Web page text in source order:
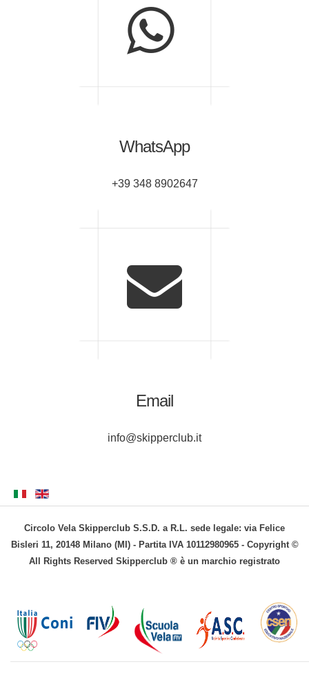
WhatsApp
+39 348 8902647
Email
info@skipperclub.it
Circolo Vela Skipperclub S.S.D. a R.L. sede legale: via Felice
Bisleri 11, 20148 Milano (MI) - Partita IVA 10112980965 - Copyright ©
All Rights Reserved Skipperclub ® è un marchio registrato